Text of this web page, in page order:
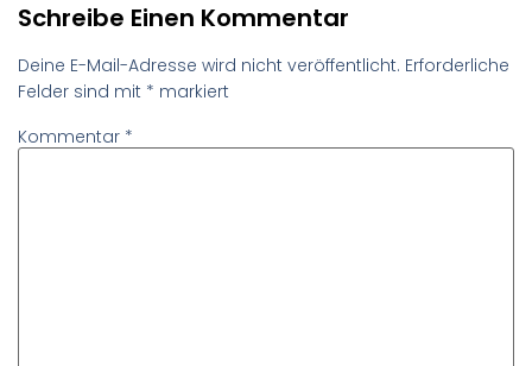
Schreibe Einen Kommentar
Deine E-Mail-Adresse wird nicht veröffentlicht. Erforderliche
Felder sind mit * markiert
Kommentar *